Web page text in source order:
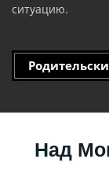
ситуацию.
Над